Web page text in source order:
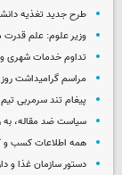
طرح جدید تغذیه
وزیر علوم: علم قدرت
تداوم خدمات شهری
مراسم گرامیداشت روز
پیغام تند سرمربی
سیاست ضد مقاله، به
همه اطلاعات کسب‌ و
دستور سازمان غذا و دارو برای